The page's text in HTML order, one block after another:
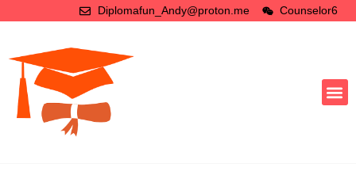
Diplomafun_Andy@proton.me Counselor6